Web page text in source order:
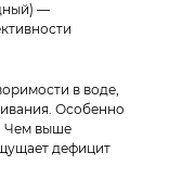
—
в воде,
Особенно
Чем выше
дефицит